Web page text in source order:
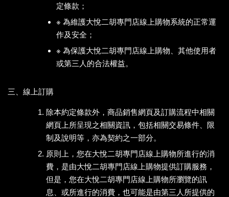
定條款；
※ 為維護大悅二胡專門店線上購物系統的正常運
作及安全；
※ 為保護大悅二胡專門店線上購物、其他使用者
或第三人的合法權益。
三、線上訂購
除本約定條款外，商品銷售網頁及訂購流程中相關
網頁上所呈現之相關資訊，包括相關交易條件、限
制及說明等，亦為契約之一部分。
原則上，您在大悅二胡專門店線上購物所進行的消
費，是由大悅二胡專門店線上購物提供訂購服務，
但是，您在大悅二胡專門店線上購物所瀏覽的訊
息、或所進行的消費，也可能是由第三人所提供的